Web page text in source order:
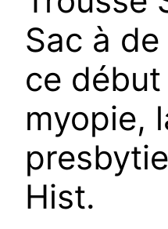
Sac à
ce
myopie,
Hist.